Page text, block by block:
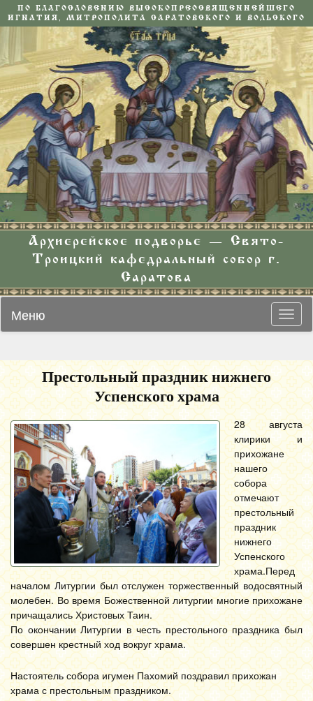
ПО БЛАГОСЛОВЕНИЮ ВЫСОКОПРЕОСВЯЩЕННЕЙШЕГО
ИГНАТИЯ, МИТРОПОЛИТА САРАТОВСКОГО И ВОЛЬСКОГО
Архиерейское подворье — Свято-
Троицкий кафедральный собор г.
Саратова
Меню
Престольный праздник нижнего
Успенского храма
28 августа
клирики и
прихожане
нашего
собора
отмечают
престольный
праздник
нижнего
Успенского
храма.Перед
началом Литургии был отслужен торжественный водосвятный
молебен. Во время Божественной литургии многие прихожане
причащались Христовых Таин.
По окончании Литургии в честь престольного праздника был
совершен крестный ход вокруг храма.
Настоятель собора игумен Пахомий поздравил прихожан
храма с престольным праздником.